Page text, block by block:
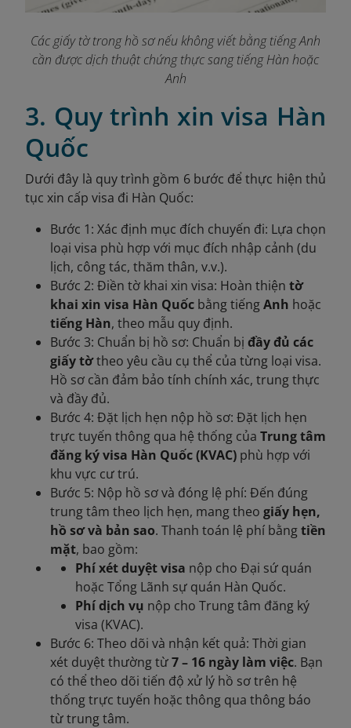
Các giấy tờ trong hồ sơ nếu không viết bằng tiếng Anh
cần được dịch thuật chứng thực sang tiếng Hàn hoặc
Anh
3. Quy trình xin visa Hàn
Quốc
Dưới đây là quy trình gồm 6 bước để thực hiện thủ
tục xin cấp visa đi Hàn Quốc:
Bước 1: Xác định mục đích chuyến đi: Lựa chọn
loại visa phù hợp với mục đích nhập cảnh (du
lịch, công tác, thăm thân, v.v.).
Bước 2: Điền tờ khai xin visa: Hoàn thiện tờ
khai xin visa Hàn Quốc bằng tiếngAnh hoặc
tiếng Hàn, theo mẫu quy định.
Bước 3: Chuẩn bị hồ sơ: Chuẩn bị đầy đủ các
giấy tờtheo yêu cầu cụ thể của từng loại visa.
Hồ sơ cần đảm bảo tính chính xác, trung thực
và đầy đủ.
Bước 4: Đặt lịch hẹn nộp hồ sơ: Đặt lịch hẹn
trực tuyến thông qua hệ thống của Trung tâm
đăng ký visa Hàn Quốc (KVAC) phù hợp với
khu vực cư trú.
Bước 5: Nộp hồ sơ và đóng lệ phí: Đến đúng
trung tâm theo lịch hẹn, mang theo giấy hẹn,
hồ sơ và bản sao. Thanh toán lệ phí bằngtiền
mặt, bao gồm:
Phí xét duyệt visa nộp cho Đại sứ quán
hoặc Tổng Lãnh sự quán Hàn Quốc.
Phí dịch vụ nộp cho Trung tâm đăng ký
visa (KVAC).
Bước 6: Theo dõi và nhận kết quả: Thời gian
xét duyệt thường từ7 – 16 ngày làm việc. Bạn
có thể theo dõi tiến độ xử lý hồ sơ trên hệ
thống trực tuyến hoặc thông qua thông báo
từ trung tâm.